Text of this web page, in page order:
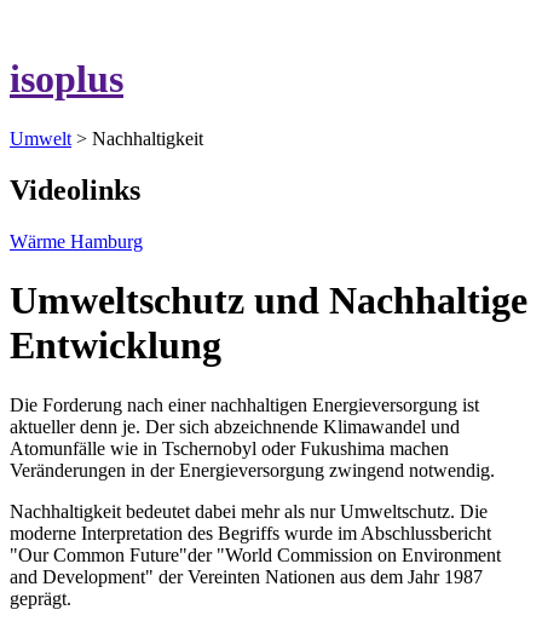
isoplus
Umwelt > Nachhaltigkeit
Videolinks
Wärme Hamburg
Umweltschutz und Nachhaltige
Entwicklung
Die Forderung nach einer nachhaltigen Energieversorgung ist
aktueller denn je. Der sich abzeichnende Klimawandel und
Atomunfälle wie in Tschernobyl oder Fukushima machen
Veränderungen in der Energieversorgung zwingend notwendig.
Nachhaltigkeit bedeutet dabei mehr als nur Umweltschutz. Die
moderne Interpretation des Begriffs wurde im Abschlussbericht
"Our Common Future"der "World Commission on Environment
and Development" der Vereinten Nationen aus dem Jahr 1987
geprägt.